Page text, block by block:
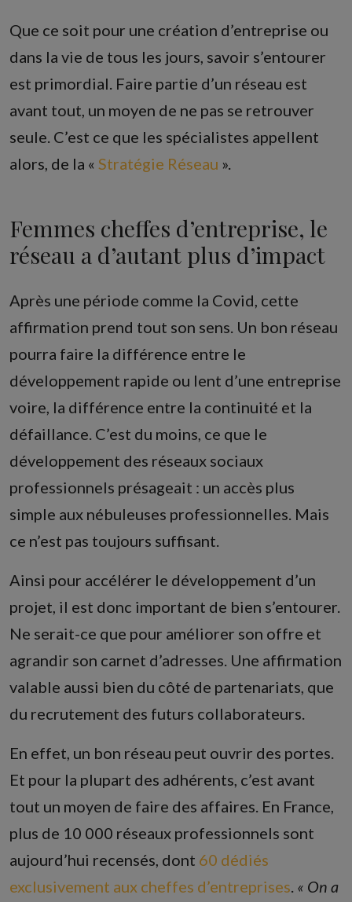
Que ce soit pour une création d’entreprise ou
dans la vie de tous les jours, savoir s’entourer
est primordial. Faire partie d’un réseau est
avant tout, un moyen de ne pas se retrouver
seule. C’est ce que les spécialistes appellent
alors, de la « Stratégie Réseau ».
Femmes cheffes d’entreprise, le
réseau a d’autant plus d’impact
Après une période comme la Covid, cette
affirmation prend tout son sens. Un bon réseau
pourra faire la différence entre le
développement rapide ou lent d’une entreprise
voire, la différence entre la continuité et la
défaillance. C’est du moins, ce que le
développement des réseaux sociaux
professionnels présageait : un accès plus
simple aux nébuleuses professionnelles. Mais
ce n’est pas toujours suffisant.
Ainsi pour accélérer le développement d’un
projet, il est donc important de bien s’entourer.
Ne serait-ce que pour améliorer son offre et
agrandir son carnet d’adresses. Une affirmation
valable aussi bien du côté de partenariats, que
du recrutement des futurs collaborateurs.
En effet, un bon réseau peut ouvrir des portes.
Et pour la plupart des adhérents, c’est avant
tout un moyen de faire des affaires. En France,
plus de 10 000 réseaux professionnels sont
aujourd’hui recensés, dont 60 dédiés
exclusivement aux cheffes d’entreprises « On a